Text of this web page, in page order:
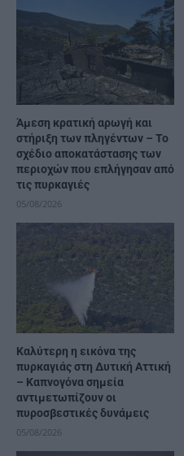
Άμεση κρατική αρωγή και
στήριξη των πληγέντων – Το
σχέδιο αποκατάστασης των
περιοχών που επλήγησαν από
τις πυρκαγιές
05/08/2026
Καλύτερη η εικόνα της
πυρκαγιάς στη Δυτική Αττική
– Καπνογόνα σημεία
αντιμετωπίζουν οι
πυροσβεστικές δυνάμεις
05/08/2026